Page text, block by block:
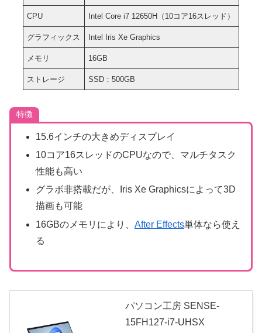
CPU Intel Core i7 12650H（10コア16スレッド）
グラフィックス Intel Iris Xe Graphics
メモリ 16GB
ストレージ SSD：500GB
特徴
15.6インチの大きめディスプレイ
10コア16スレッドのCPUなので、マルチタスク
性能も高い
グラボ非搭載だが、Iris Xe Graphicsによって3D
描画も可能
16GBのメモリにより、 After Effects単体なら使え
る
パソコン工房 SENSE-
15FH127-i7-UHSX